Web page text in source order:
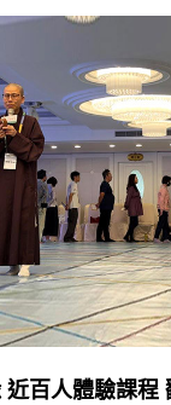
近百人體驗課程